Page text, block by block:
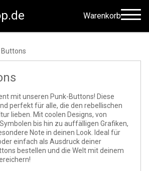
Warenkorb
Buttons
mit unseren Punk-Buttons! Diese
perfekt für alle, die den rebellischen
lieben. Mit coolen Designs, von
bis hin zu auffälligen Grafiken,
Note in deinen Look. Ideal für
einfach als Ausdruck deiner
bestellen und die Welt mit deinem